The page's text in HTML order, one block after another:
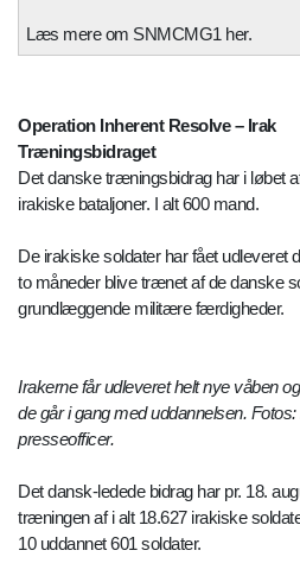
Læs mere om SNMCMG1 her.
Operation Inherent Resolve – Irak
Træningsbidraget
Det danske træningsbidrag har i løbet
irakiske bataljoner. I alt 600 mand.
De irakiske soldater har fået udleveret
to måneder blive trænet af de danske
grundlæggende militære færdigheder.
Irakerne får udleveret helt nye våben
de går i gang med uddannelsen.
presseofficer.
Det dansk-ledede bidrag har pr. 18.
træningen af i alt 18.627 irakiske
10 uddannet 601 soldater.